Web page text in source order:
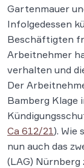
Gartenmauer
Infolgedessen
Beschäftigten
Arbeitnehmer
verhalten und
Der
Bamberg Klage
Ca 612/21). Wie
nun auch das
(LAG) Nürnberg